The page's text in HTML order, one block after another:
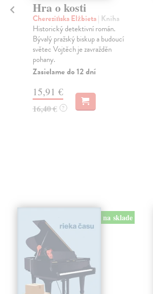
Hra o kosti
Cherezińska Elżbieta| Kniha
Historický detektivní román.
Bývalý pražský biskup a budoucí
světec Vojtěch je zavražděn
pohany.
Zasielame do 12 dní
15,91 €
16,40 € ?
na sklade